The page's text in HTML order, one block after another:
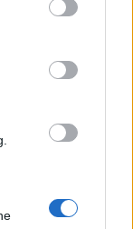
en la
more Google
including but
may click to
below Google
Tiene